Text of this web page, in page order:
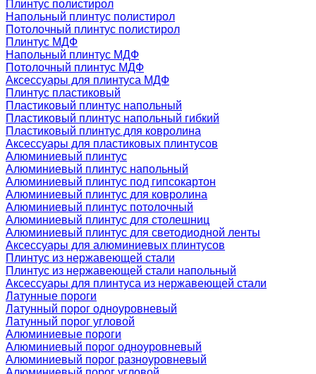
Плинтус полистирол
Напольный плинтус полистирол
Потолочный плинтус полистирол
Плинтус МДФ
Напольный плинтус МДФ
Потолочный плинтус МДФ
Аксессуары для плинтуса МДФ
Плинтус пластиковый
Пластиковый плинтус напольный
Пластиковый плинтус напольный гибкий
Пластиковый плинтус для ковролина
Аксессуары для пластиковых плинтусов
Алюминиевый плинтус
Алюминиевый плинтус напольный
Алюминиевый плинтус под гипсокартон
Алюминиевый плинтус для ковролина
Алюминиевый плинтус потолочный
Алюминиевый плинтус для столешниц
Алюминиевый плинтус для светодиодной ленты
Аксессуары для алюминиевых плинтусов
Плинтус из нержавеющей стали
Плинтус из нержавеющей стали напольный
Аксессуары для плинтуса из нержавеющей стали
Латунные пороги
Латунный порог одноуровневый
Латунный порог угловой
Алюминиевые пороги
Алюминиевый порог одноуровневый
Алюминиевый порог разноуровневый